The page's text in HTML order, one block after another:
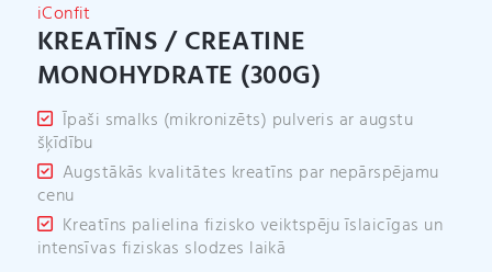
iConfit
KREATĪNS / CREATINE
MONOHYDRATE (300G)
Īpaši smalks (mikronizēts) pulveris ar augstu
šķīdību
Augstākās kvalitātes kreatīns par nepārspējamu
cenu
Kreatīns palielina fizisko veiktspēju īslaicīgas un
intensīvas fiziskas slodzes laikā